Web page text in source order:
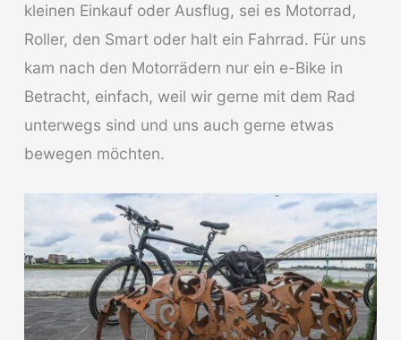
kleinen Einkauf oder Ausflug, sei es Motorrad,
Roller, den Smart oder halt ein Fahrrad. Für uns
kam nach den Motorrädern nur ein e-Bike in
Betracht, einfach, weil wir gerne mit dem Rad
unterwegs sind und uns auch gerne etwas
bewegen möchten.